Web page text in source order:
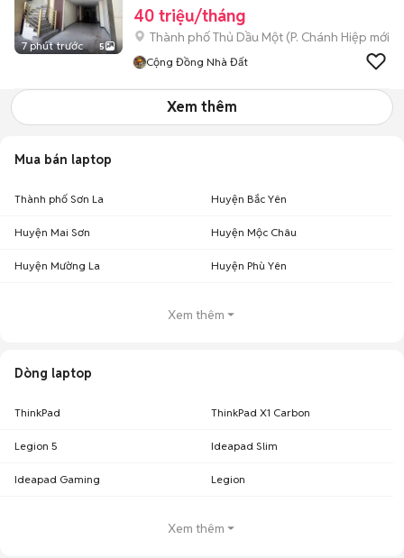
7 phút trước 5
40 triệu/tháng
Thành phố Thủ Dầu Một (P. Chánh Hiệp mới)
Cộng Đồng Nhà Đất
Xem thêm
Mua bán laptop
Thành phố Sơn La Huyện Bắc Yên
Huyện Mai Sơn Huyện Mộc Châu
Huyện Mường La Huyện Phù Yên
Xem thêm
Dòng laptop
ThinkPad ThinkPad X1 Carbon
Legion 5 Ideapad Slim
Ideapad Gaming Legion
Xem thêm